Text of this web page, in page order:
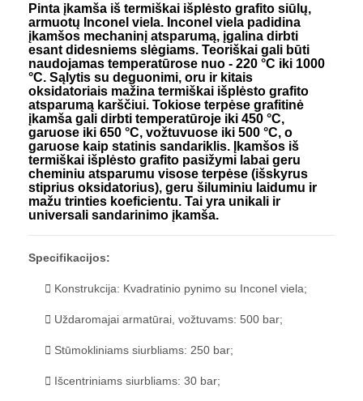
Pinta įkamša iš termiškai išplėsto grafito siūlų,
armuotų Inconel viela. Inconel viela padidina
įkamšos mechaninį atsparumą, įgalina dirbti
esant didesniems slėgiams. Teoriškai gali būti
naudojamas temperatūrose nuo - 220 °C iki 1000
°C. Sąlytis su deguonimi, oru ir kitais
oksidatoriais mažina termiškai išplėsto grafito
atsparumą karščiui. Tokiose terpėse grafitinė
įkamša gali dirbti temperatūroje iki 450 °C,
garuose iki 650 °C, vožtuvuose iki 500 °C, o
garuose kaip statinis sandariklis. Įkamšos iš
termiškai išplėsto grafito pasižymi labai geru
cheminiu atsparumu visose terpėse (išskyrus
stiprius oksidatorius), geru šiluminiu laidumu ir
mažu trinties koeficientu. Tai yra unikali ir
universali sandarinimo įkamša.
Specifikacijos:
Konstrukcija: Kvadratinio pynimo su Inconel viela;
Uždaromajai armatūrai, vožtuvams: 500 bar;
Stūmokliniams siurbliams: 250 bar;
Išcentriniams siurbliams: 30 bar;